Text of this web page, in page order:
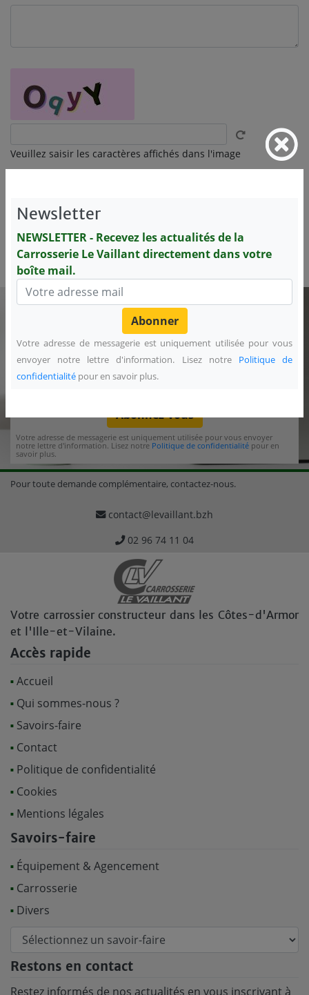
Veuillez saisir les caractères affichés dans l'image
Nous collectons votre nom, adresse de messagerie et n° de téléphone,
afin de répondre à votre demande. Lisez notrePolitique de
confidentialitépour en savoir plus.
NEWSLETTER - Recevez les actualités de la
Carrosserie Le Vaillant directement dans votre
boîte mail.
Abonnez-vous
Votre adresse de messagerie est uniquement utilisée pour vous envoyer
notre lettre d'information. Lisez notre Politique de confidentialité pour en
savoir plus.
Pour toute demande complémentaire, contactez-nous.
contact@levaillant.bzh
02 96 74 11 04
Votre carrossier constructeur dans les Côtes-d'Armor
et l'Ille-et-Vilaine.
Accès rapide
Accueil
Qui sommes-nous ?
Savoirs-faire
Contact
Politique de confidentialité
Cookies
Mentions légales
Savoirs-faire
Équipement & Agencement
Carrosserie
Divers
Restons en contact
Restez informés de nos actualités en vous inscrivant à
Newsletter
NEWSLETTER - Recevez les actualités de la
Carrosserie Le Vaillant directement dans votre
boîte mail.
Votre adresse de messagerie est uniquement utilisée pour vous
envoyer notre lettre d'information. Lisez notre Politique de
confidentialité pour en savoir plus.